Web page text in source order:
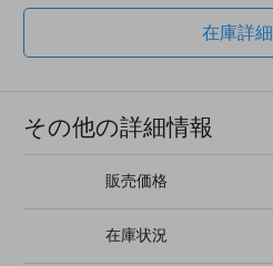
在庫詳細
その他の詳細情報
販売価格
在庫状況